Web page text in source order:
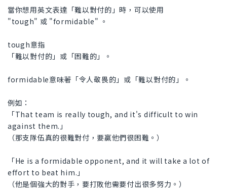
當你想用英文表達「難以對付的」時，可以使用
"tough" 或 "formidable" 。
tough意指
「難以對付的」或「困難的」。
formidable意味著「令人敬畏的」或「難以對付的」。
例如：
「That team is really tough, and it's difficult to win
against them.」
（那支隊伍真的很難對付，要贏他們很困難。）
「He is a formidable opponent, and it will take a lot of
effort to beat him.」
（他是個強大的對手，要打敗他需要付出很多努力。）